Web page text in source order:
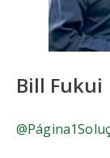
Bill Fukui